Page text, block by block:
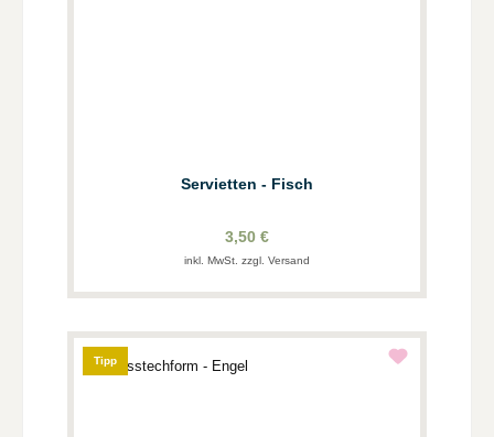
Servietten - Fisch
3,50 €
inkl. MwSt. zzgl. Versand
Tipp